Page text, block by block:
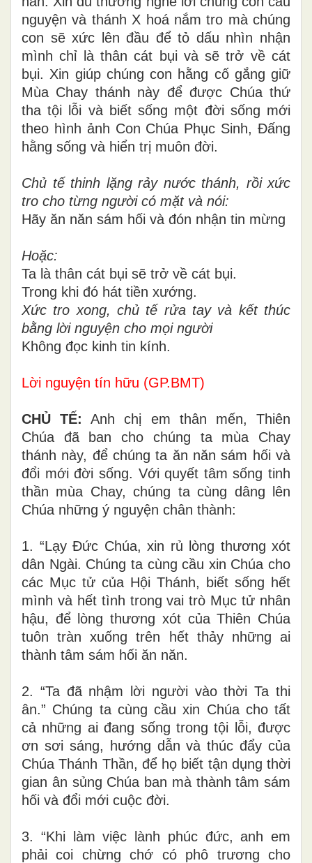
nguyện và thánh X hoá nắm tro mà chúng
con sẽ xức lên đầu để tỏ dấu nhìn nhận
mình chỉ là thân cát bụi và sẽ trở về cát
bụi. Xin giúp chúng con hằng cố gắng giữ
Mùa Chay thánh này để được Chúa thứ
tha tội lỗi và biết sống một đời sống mới
theo hình ảnh Con Chúa Phục Sinh, Ðấng
hằng sống và hiển trị muôn đời.
Chủ tế thinh lặng rảy nước thánh, rồi xức
tro cho từng người có mặt và nói:
Hãy ăn năn sám hối và đón nhận tin mừng
Hoặc:
Ta là thân cát bụi sẽ trở về cát bụi.
Trong khi đó hát tiền xướng.
Xức tro xong, chủ tế rửa tay và kết thúc
bằng lời nguyện cho mọi người
Không đọc kinh tin kính.
Lời nguyện tín hữu (GP.BMT)
CHỦ TẾ: Anh chị em thân mến, Thiên
Chúa đã ban cho chúng ta mùa Chay
thánh này, để chúng ta ăn năn sám hối và
đổi mới đời sống. Với quyết tâm sống tinh
thần mùa Chay, chúng ta cùng dâng lên
Chúa những ý nguyện chân thành:
1. “Lạy Đức Chúa, xin rủ lòng thương xót
dân Ngài. Chúng ta cùng cầu xin Chúa cho
các Mục tử của Hội Thánh, biết sống hết
mình và hết tình trong vai trò Mục tử nhân
hậu, để lòng thương xót của Thiên Chúa
tuôn tràn xuống trên hết thảy những ai
thành tâm sám hối ăn năn.
2. “Ta đã nhậm lời người vào thời Ta thi
ân.” Chúng ta cùng cầu xin Chúa cho tất
cả những ai đang sống trong tội lỗi, được
ơn sơi sáng, hướng dẫn và thúc đẩy của
Chúa Thánh Thần, để họ biết tận dụng thời
gian ân sủng Chúa ban mà thành tâm sám
hối và đổi mới cuộc đời.
3. “Khi làm việc lành phúc đức, anh em
phải coi chừng chớ có phô trương cho